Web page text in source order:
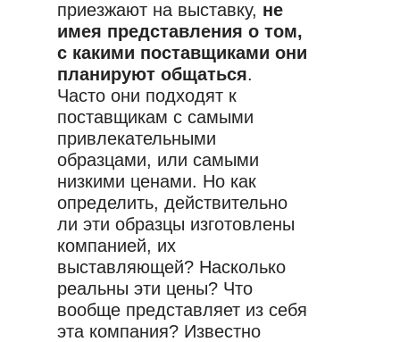
приезжают на выставку, не
имея представления о том,
с какими поставщиками они
планируют общаться.
Часто они подходят к
поставщикам с самыми
привлекательными
образцами, или самыми
низкими ценами. Но как
определить, действительно
ли эти образцы изготовлены
компанией, их
выставляющей? Насколько
реальны эти цены? Что
вообще представляет из себя
эта компания? Известно